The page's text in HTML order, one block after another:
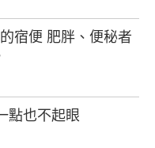
宿便 肥胖、便秘者
點也不起眼